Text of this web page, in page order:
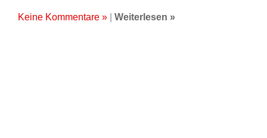
Keine Kommentare » Weiterlesen »